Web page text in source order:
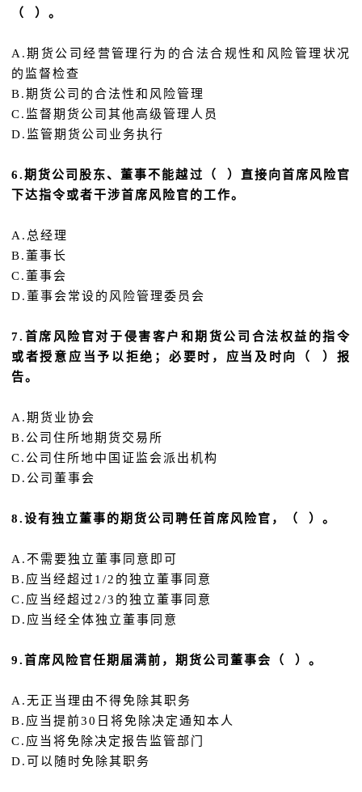
（ ）。
A.期货公司经营管理行为的合法合规性和风险管理状况
的监督检查
B.期货公司的合法性和风险管理
C.监督期货公司其他高级管理人员
D.监管期货公司业务执行
6.期货公司股东、董事不能越过（ ）直接向首席风险官
下达指令或者干涉首席风险官的工作。
A.总经理
B.董事长
C.董事会
D.董事会常设的风险管理委员会
7.首席风险官对于侵害客户和期货公司合法权益的指令
或者授意应当予以拒绝；必要时，应当及时向（ ）报
告。
A.期货业协会
B.公司住所地期货交易所
C.公司住所地中国证监会派出机构
D.公司董事会
8.设有独立董事的期货公司聘任首席风险官，（ ）。
A.不需要独立董事同意即可
B.应当经超过1/2的独立董事同意
C.应当经超过2/3的独立董事同意
D.应当经全体独立董事同意
9.首席风险官任期届满前，期货公司董事会（ ）。
A.无正当理由不得免除其职务
B.应当提前30日将免除决定通知本人
C.应当将免除决定报告监管部门
D.可以随时免除其职务